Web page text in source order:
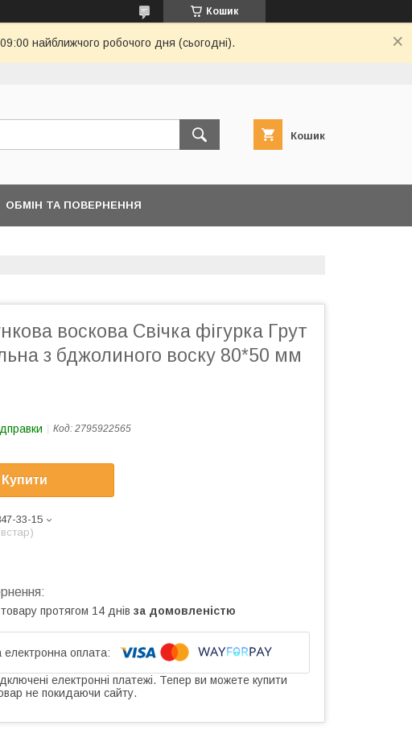
Кошик
найближчого робочого дня (сьогодні).
Кошик
ОБМІН ТА ПОВЕРНЕННЯ
воскова Свічка фігурка Грут
з бджолиного воску 80*50 мм
Код: 2795922565
Купити
33-15
протягом 14 днів за домовленістю
електронні платежі. Тепер ви можете купити
не покидаючи сайту.